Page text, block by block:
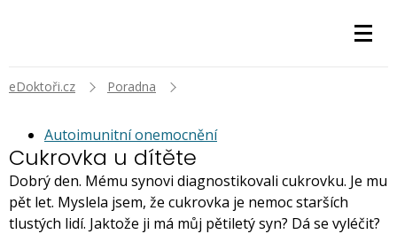
eDoktoři.cz Poradna
Autoimunitní onemocnění
Cukrovka u dítěte
Dobrý den. Mému synovi diagnostikovali cukrovku. Je mu
pět let. Myslela jsem, že cukrovka je nemoc starších
tlustých lidí. Jaktože ji má můj pětiletý syn? Dá se vyléčit?